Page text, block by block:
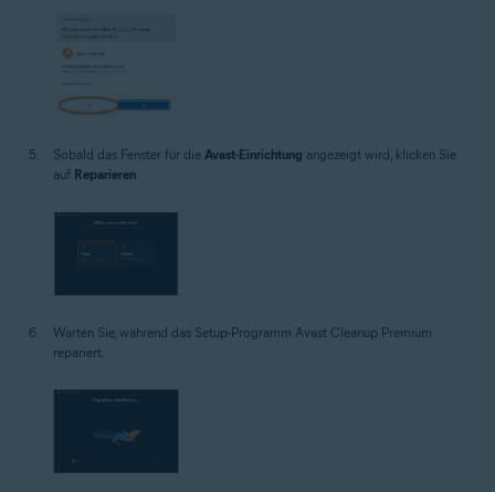
Sobald das Fenster für die Avast-Einrichtung angezeigt wird, klicken Sie
auf Reparieren.
Warten Sie, während das Setup-Programm Avast Cleanup Premium
repariert.